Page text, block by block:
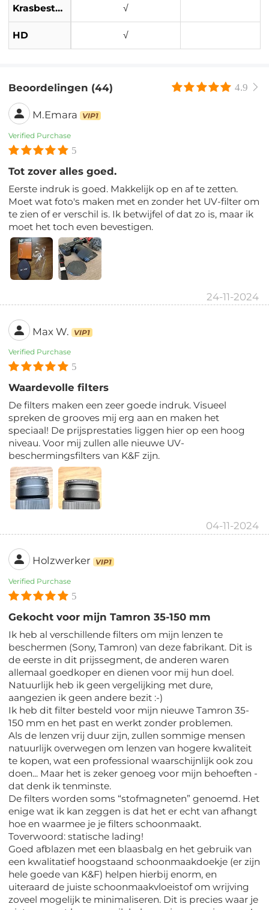
Krasbestendig √
HD √
Beoordelingen (44) 4.9
M.Emara VIP1
Verified Purchase
5
Tot zover alles goed.
Eerste indruk is goed. Makkelijk op en af ​​te zetten.
Moet wat foto's maken met en zonder het UV-filter om
te zien of er verschil is. Ik betwijfel of dat zo is, maar ik
moet het toch even bevestigen.
24-11-2024
Max W. VIP1
Verified Purchase
5
Waardevolle filters
De filters maken een zeer goede indruk. Visueel
spreken de grooves mij erg aan en maken het
speciaal! De prijsprestaties liggen hier op een hoog
niveau. Voor mij zullen alle nieuwe UV-
beschermingsfilters van K&F zijn.
04-11-2024
Holzwerker VIP1
Verified Purchase
5
Gekocht voor mijn Tamron 35-150 mm
Ik heb al verschillende filters om mijn lenzen te
beschermen (Sony, Tamron) van deze fabrikant. Dit is
de eerste in dit prijssegment, de anderen waren
allemaal goedkoper en dienen voor mij hun doel.
Natuurlijk heb ik geen vergelijking met dure,
aangezien ik geen andere bezit :-)
Ik heb dit filter besteld voor mijn nieuwe Tamron 35-
150 mm en het past en werkt zonder problemen.
Als de lenzen vrij duur zijn, zullen sommige mensen
natuurlijk overwegen om lenzen van hogere kwaliteit
te kopen, wat een professional waarschijnlijk ook zou
doen... Maar het is zeker genoeg voor mijn behoeften -
dat denk ik tenminste.
De filters worden soms “stofmagneten” genoemd. Het
enige wat ik kan zeggen is dat het er echt van afhangt
hoe en waarmee je je filters schoonmaakt.
Toverwoord: statische lading!
Goed afblazen met een blaasbalg en het gebruik van
een kwalitatief hoogstaand schoonmaakdoekje (er zijn
hele goede van K&F) helpen hierbij enorm, en
uiteraard de juiste schoonmaakvloeistof om wrijving
zoveel mogelijk te minimaliseren. Dit is precies waar je